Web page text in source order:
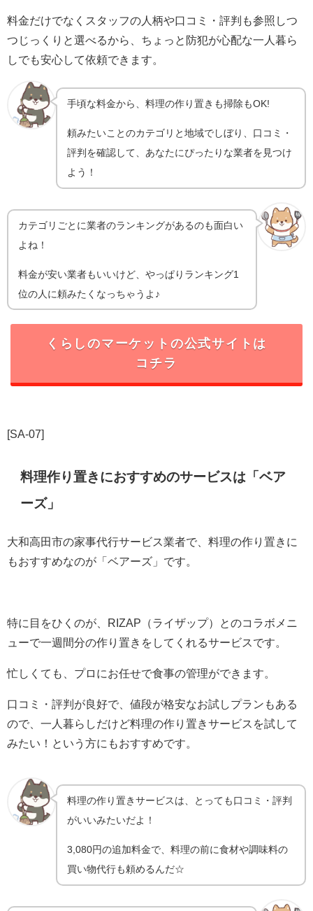
料金だけでなくスタッフの人柄や口コミ・評判も参照しつ
つじっくりと選べるから、ちょっと防犯が心配な一人暮ら
しでも安心して依頼できます。
手頃な料金から、料理の作り置きも掃除もOK!
頼みたいことのカテゴリと地域でしぼり、口コミ・
評判を確認して、あなたにぴったりな業者を見つけ
よう！
カテゴリごとに業者のランキングがあるのも面白い
よね！
料金が安い業者もいいけど、やっぱりランキング1
位の人に頼みたくなっちゃうよ♪
くらしのマーケットの公式サイトは
コチラ
[SA-07]
料理作り置きにおすすめのサービスは「ベア
ーズ」
大和高田市の家事代行サービス業者で、料理の作り置きに
もおすすめなのが「ベアーズ」です。
特に目をひくのが、RIZAP（ライザップ）とのコラボメニ
ューで一週間分の作り置きをしてくれるサービスです。
忙しくても、プロにお任せで食事の管理ができます。
口コミ・評判が良好で、値段が格安なお試しプランもある
ので、一人暮らしだけど料理の作り置きサービスを試して
みたい！という方にもおすすめです。
料理の作り置きサービスは、とっても口コミ・評判
がいいみたいだよ！
3,080円の追加料金で、料理の前に食材や調味料の
買い物代行も頼めるんだ☆